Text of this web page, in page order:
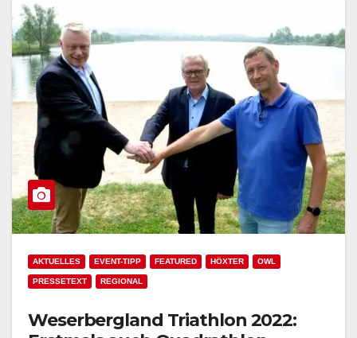
AKTUELLES EVENT-TIPP FEATURED HÖXTER OWL
PRESSETEXT REGIONAL
Weserbergland Triathlon 2022: